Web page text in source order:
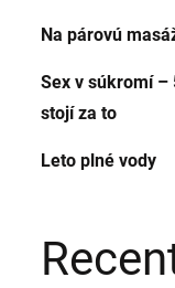
Na párovú
Sex v súkromí –
stojí za to
Leto plné vody